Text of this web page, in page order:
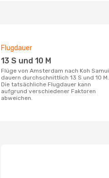
Flugdauer
13 S und 10 M
Flüge von Amsterdam nach Koh Samui
dauern durchschnittlich 13 S und 10 M.
Die tatsächliche Flugdauer kann
aufgrund verschiedener Faktoren
abweichen.